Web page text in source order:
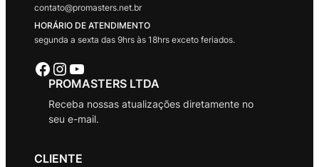
contato@promasters.net.br
HORÁRIO DE ATENDIMENTO
segunda a sexta das 9hrs às 18hrs exceto feriados.
Facebook Instagram Youtube
PROMASTERS LTDA
Receba nossas atualizações diretamente no
seu e-mail.
CLIENTE